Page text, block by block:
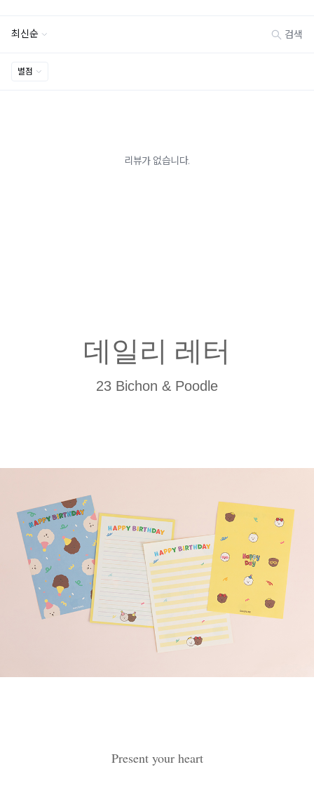
데일리 레터
23 Bichon & Poodle
Present your heart